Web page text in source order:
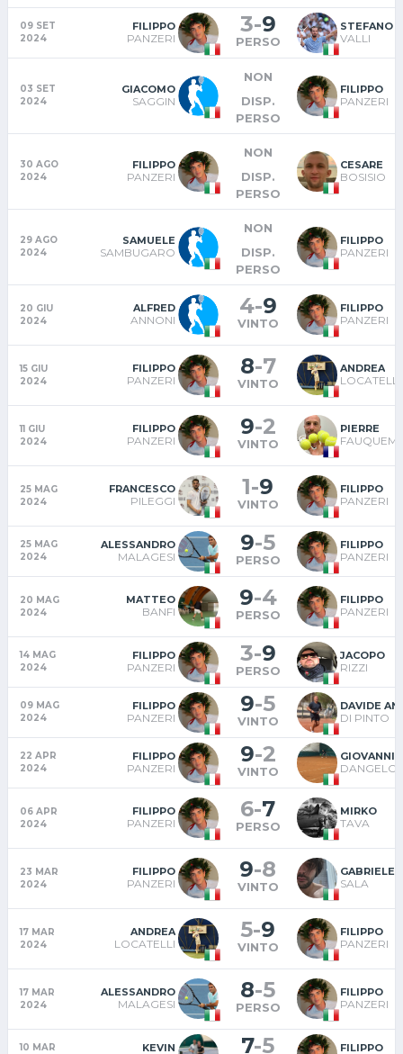
09 SET
2024
FILIPPO
PANZERI
3-9
PERSO
STEFANO
VALLI
03 SET
2024
GIACOMO
SAGGIN
NON
DISP.
PERSO
FILIPPO
PANZERI
30 AGO
2024
FILIPPO
PANZERI
NON
DISP.
PERSO
CESARE
BOSISIO
29 AGO
2024
SAMUELE
SAMBUGARO
NON
DISP.
PERSO
FILIPPO
PANZERI
20 GIU
2024
ALFRED
ANNONI
4-9
VINTO
FILIPPO
PANZERI
15 GIU
2024
FILIPPO
PANZERI
8-7
VINTO
ANDREA
LOCATELLI
11 GIU
2024
FILIPPO
PANZERI
9-2
VINTO
PIERRE
25 MAG
2024
FRANCESCO
PILEGGI
1-9
VINTO
FILIPPO
PANZERI
25 MAG
2024
ALESSANDRO
MALAGESI
9-5
PERSO
FILIPPO
PANZERI
20 MAG
2024
MATTEO
BANFI
9-4
PERSO
FILIPPO
PANZERI
14 MAG
2024
FILIPPO
PANZERI
3-9
PERSO
JACOPO
RIZZI
09 MAG
2024
FILIPPO
PANZERI
9-5
VINTO
DAVIDE
DI PINTO
22 APR
2024
FILIPPO
PANZERI
9-2
VINTO
GIOVANNI
DANGELO
06 APR
2024
FILIPPO
PANZERI
6-7
PERSO
MIRKO
TAVA
23 MAR
2024
FILIPPO
PANZERI
9-8
VINTO
GABRIELE
SALA
17 MAR
2024
ANDREA
LOCATELLI
5-9
VINTO
FILIPPO
PANZERI
17 MAR
2024
ALESSANDRO
MALAGESI
8-5
PERSO
FILIPPO
PANZERI
10 MAR KEVIN 7-5 FILIPPO